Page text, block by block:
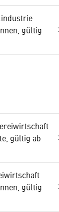
gültig
gültig ab
gültig